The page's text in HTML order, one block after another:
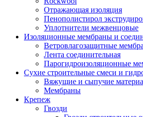
Отражающая изоляция
Пенополистирол
Уплотнители межвенцовые
Изоляционные мембраны и
Ветровлагозащитные
Лента соединительная
Парогидроизоляционные
Сухие строительные смеси и
Вяжущие и сыпучие
Мембраны
Крепеж
Гвозди